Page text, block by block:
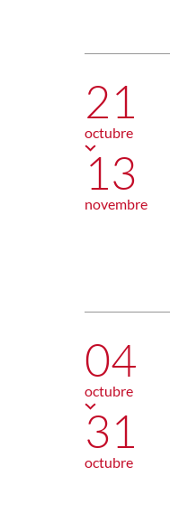
21
octubre
13
novembre
04
octubre
31
octubre